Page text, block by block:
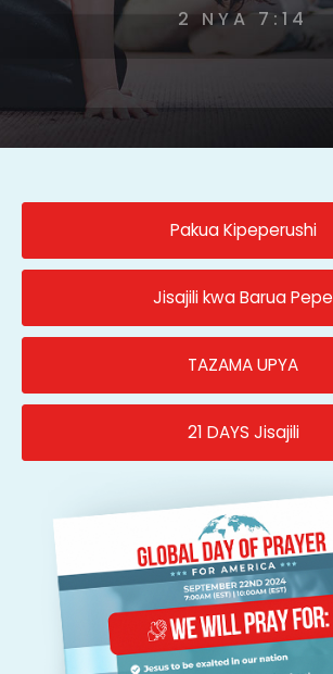
2 NYA 7:14
Pakua Kipeperushi
Jisajili kwa Barua Pepe
TAZAMA UPYA
21 DAYS Jisajili